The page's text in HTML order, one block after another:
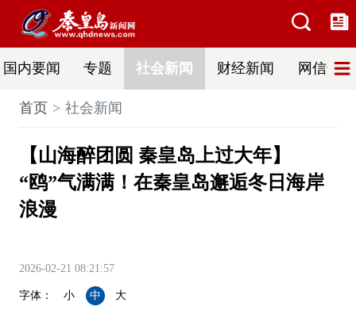
国内要闻 专题 社会新闻 财经新闻 网信普法
首页 社会新闻
【山海醉团圆 秦皇岛上过大年】
“鸥”气满满！在秦皇岛邂逅冬日海岸
浪漫
2026-02-21 08:21:57
字体： 小 中 大